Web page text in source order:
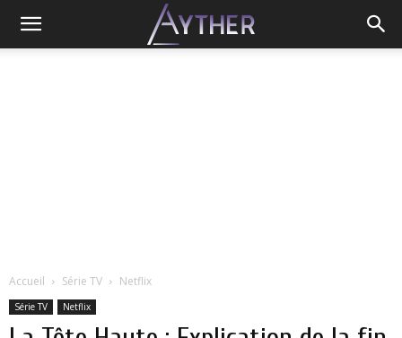
Accueil Série TV Netflix
Série TV Netflix